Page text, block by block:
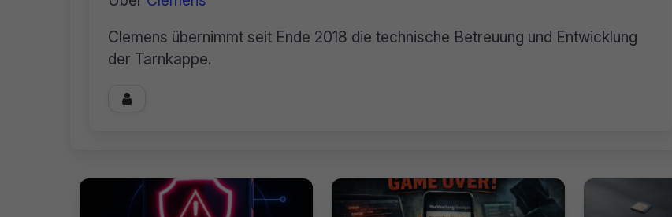
Clemens übernimmt seit Ende 2018 die technische Betreuung und Entwicklung
der Tarnkappe.
